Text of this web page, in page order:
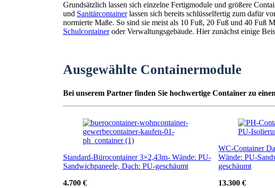
Grundsätzlich lassen sich einzelne Fertigmodule und größere
und Sanitärcontainerlassen sich bereits schlüsselfertig zum dafür
normierte Maße. So sind sie meist als 10 Fuß, 20 Fuß und 40 Fuß
Schulcontaineroder Verwaltungsgebäude. Hier zunächst einige
Ausgewählte Containermodule
Bei unserem Partner finden Sie hochwertige Container zu
Standard-Bürocontainer 3×2,43m- Wände: PU-
Sandwichpaneele, Dach: PU-geschäumt
4.700 €
WC-Container
Wände: PU-
geschäumt
13.300 €